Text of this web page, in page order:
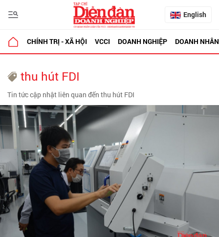
English
CHÍNH TRỊ - XÃ HỘI VCCI DOANH NGHIỆP DOANH NHÂN
thu hút FDI
Tin tức cập nhật liên quan đến thu hút FDI